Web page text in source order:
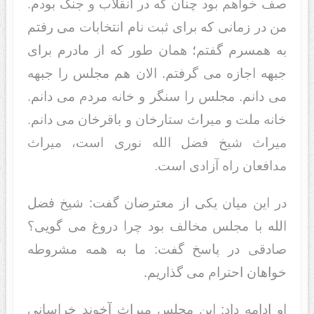
صف خواهم بود چنان که در انقلاب و جنگ بودم.
من در زمانی که برای ثبت نام انتخابات می رفتم
به همسرم گفتم؛ همان طور که از مادرم برای
جبهه اجازه می گرفتم. الان هم مجلس را جبهه
می دانم. مجلس را سنگر و خانه مردم می دانم.
خانه ملت و میراث ستارخان و باقرخان می دانم.
میراث شیخ فضل الله نوری است، میراث
مدافعان راه آزادی است.
در این میان یکی از معترضان گفت: شیخ فضل
الله با مجلس مخالف بود چرا دروغ می گویی؟
صادقی در پاسخ گفت: ما به همه مشروطه
خواهان احترام می گذاریم.
او ادامه داد: این مجلس میراث آخوند خراسانی